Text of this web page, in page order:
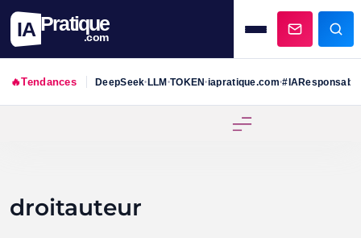
IA Pratique
.com
🔥Tendances DeepSeek•LLM•TOKEN•iapratique.com•#IAResponsable
droitauteur